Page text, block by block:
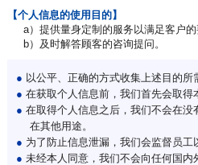
【个人信息的使用目的】
a）提供量身定制的服务以满足客户的
b）及时解答顾客的咨询提问。
● 以公平、正确的方式收集上述目的所
● 在获取个人信息前，我们首先会取得
● 在取得个人信息之后，我们不会在
在其他用途。
● 为了防止信息泄漏，我们会监督员工
● 未经本人同意，我们不会向任何国内